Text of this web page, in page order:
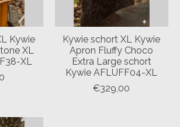
Kywie
XL
XL
Kywie schort XL Kywie
Apron Fluffy Choco
Extra Large schort
Kywie AFLUFF04-XL
€329,00